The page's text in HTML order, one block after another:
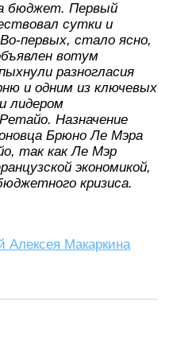
бюджет. Первый
сутки и
первых, стало ясно,
вотум
разногласия
и одним из ключевых
лидером
Назначение
Брюно Ле Мэра
так как Ле Мэр
экономикой,
кризиса.
Алексея Макаркина